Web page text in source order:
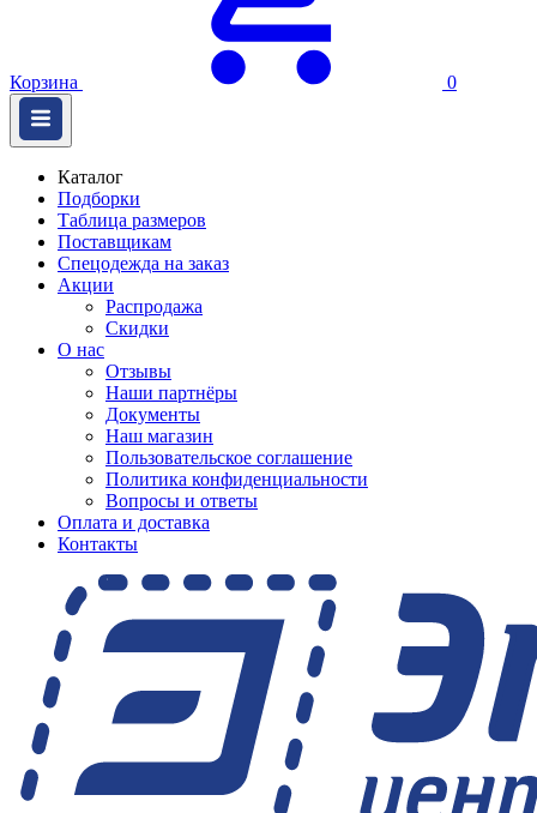
Корзина 0
Каталог
Подборки
Таблица размеров
Поставщикам
Спецодежда на заказ
Акции
Распродажа
Скидки
О нас
Отзывы
Наши партнёры
Документы
Наш магазин
Пользовательское соглашение
Политика конфиденциальности
Вопросы и ответы
Оплата и доставка
Контакты